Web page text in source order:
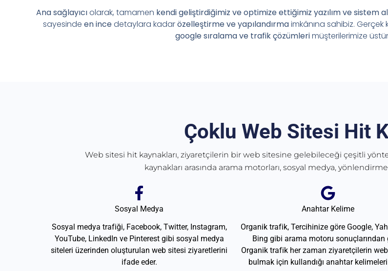
Ana sağlayıcıolarak, tamamen kendi geliştirdiğimiz ve optimize ettiğimiz yazılım ve sistem
sayesinde en incedetaylara kadarözelleştirme ve yapılandırmaimkânına sahibiz. Gerçek
google sıralama ve trafik çözümlerimüşterilerimize
Çoklu Web Sitesi Hit
Web sitesi hit kaynakları, ziyaretçilerin bir web sitesine gelebileceği çeşitli
kaynakları arasında arama motorları, sosyal medya,
Sosyal Medya
Sosyal medya trafiği, Facebook, Twitter, Instagram,
YouTube, LinkedIn ve Pinterest gibi sosyal medya
siteleri üzerinden oluşturulan web sitesi ziyaretlerini
ifade eder.
Anahtar Kelime
Organik trafik, Tercihinize göre Google,
Bing gibi arama motoru sonuçlarından
Organik trafik her zaman ziyaretçilerin
bulmak için kullandığı anahtar